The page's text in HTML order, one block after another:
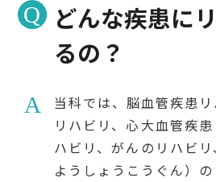
どんな疾患に
るの？
当科では、脳血管疾患
リハビリ、心大血管疾
ハビリ、がんのリハビ
ようしょうこうぐん）